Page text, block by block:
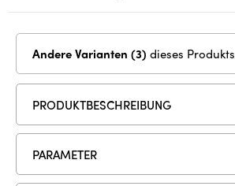
Andere Varianten (3) dieses Produkts
PRODUKTBESCHREIBUNG
PARAMETER